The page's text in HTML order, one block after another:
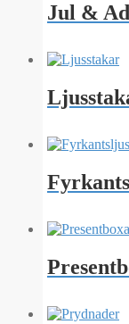
Jul &